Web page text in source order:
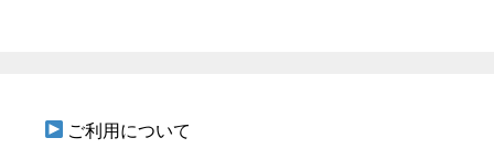
ご利用について